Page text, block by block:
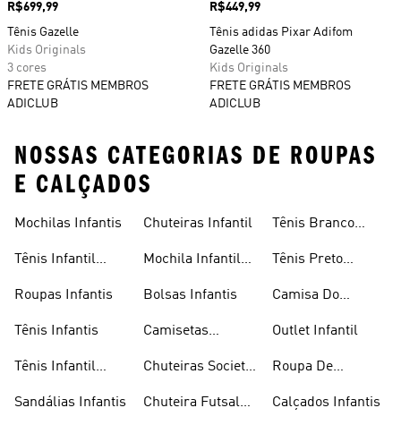
Preço
R$699,99
Tênis Gazelle
Kids Originals
3 cores
FRETE GRÁTIS MEMBROS
ADICLUB
Preço
R$449,99
Tênis adidas Pixar Adifom
Gazelle 360
Kids Originals
FRETE GRÁTIS MEMBROS
ADICLUB
NOSSAS CATEGORIAS DE ROUPAS
E CALÇADOS
Mochilas Infantis
Tênis Infantil
Roupas Infantis
Tênis Infantis
Tênis Infantil
Sandálias Infantis
Chuteiras Infantil
Mochila Infantil
Bolsas Infantis
Camisetas
Chuteiras Society
Chuteira Futsal
Tênis Branco
Tênis Preto
Camisa Do
Outlet Infantil
Roupa De
Calçados Infantis